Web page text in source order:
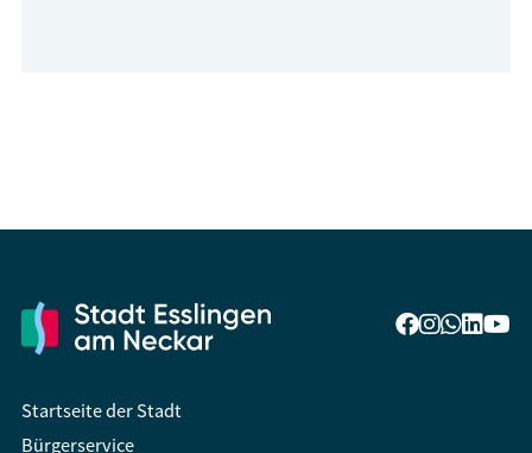
Startseite der Stadt
Bürgerservice